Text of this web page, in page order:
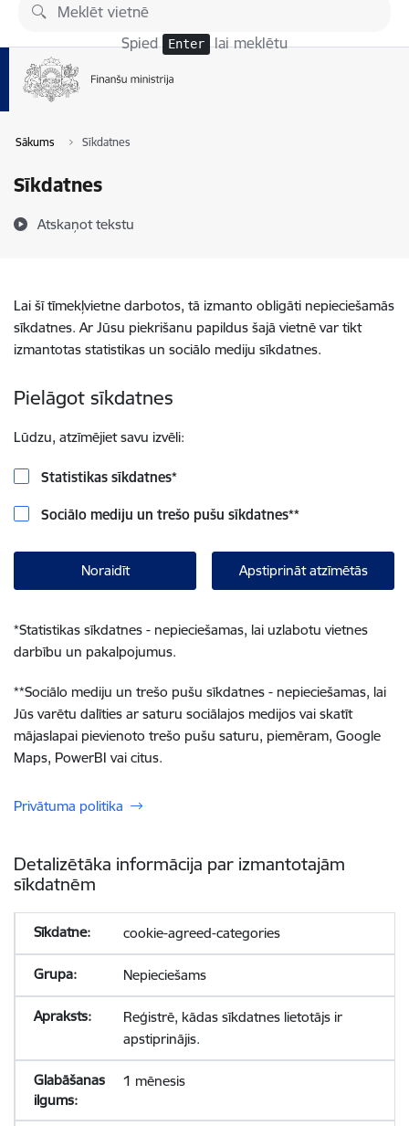
Pāriet uz lapas saturu
Spied Enter lai meklētu
Sākums Sīkdatnes
Sīkdatnes
Atskaņot tekstu
Lai šī tīmekļvietne darbotos, tā izmanto obligāti nepieciešamās
sīkdatnes. Ar Jūsu piekrišanu papildus šajā vietnē var tikt
izmantotas statistikas un sociālo mediju sīkdatnes.
Pielāgot sīkdatnes
Lūdzu, atzīmējiet savu izvēli:
Statistikas sīkdatnes*
Sociālo mediju un trešo pušu sīkdatnes**
Noraidīt Apstiprināt atzīmētās
*Statistikas sīkdatnes - nepieciešamas, lai uzlabotu vietnes
darbību un pakalpojumus.
**Sociālo mediju un trešo pušu sīkdatnes - nepieciešamas, lai
Jūs varētu dalīties ar saturu sociālajos medijos vai skatīt
mājaslapai pievienoto trešo pušu saturu, piemēram, Google
Maps, PowerBI vai citus.
Privātuma politika
Detalizētāka informācija par izmantotajām
sīkdatnēm
cookie-agreed-categories
Nepieciešams
Reģistrē, kādas sīkdatnes lietotājs ir
apstiprinājis.
1 mēnesis